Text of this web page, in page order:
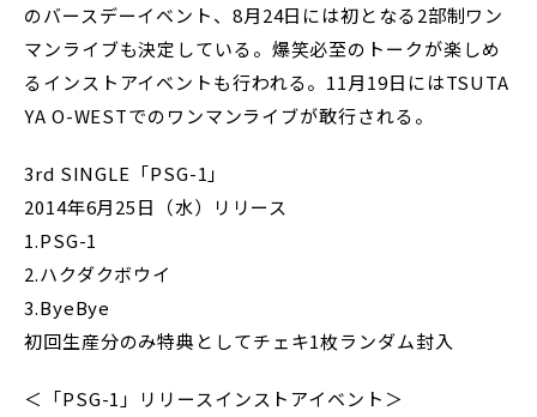
のバースデーイベント、8月24日には初となる2部制ワン
マンライブも決定している。爆笑必至のトークが楽しめ
るインストアイベントも行われる。11月19日にはTSUTA
YA O-WESTでのワンマンライブが敢行される。
3rd SINGLE「PSG-1」
2014年6月25日（水）リリース
1.PSG-1
2.ハクダクボウイ
3.ByeBye
初回生産分のみ特典としてチェキ1枚ランダム封入
＜「PSG-1」リリースインストアイベント＞